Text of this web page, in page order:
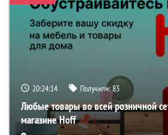
20:24:13 Получили:83
Любые товары во всей розничной
магазине Hoff